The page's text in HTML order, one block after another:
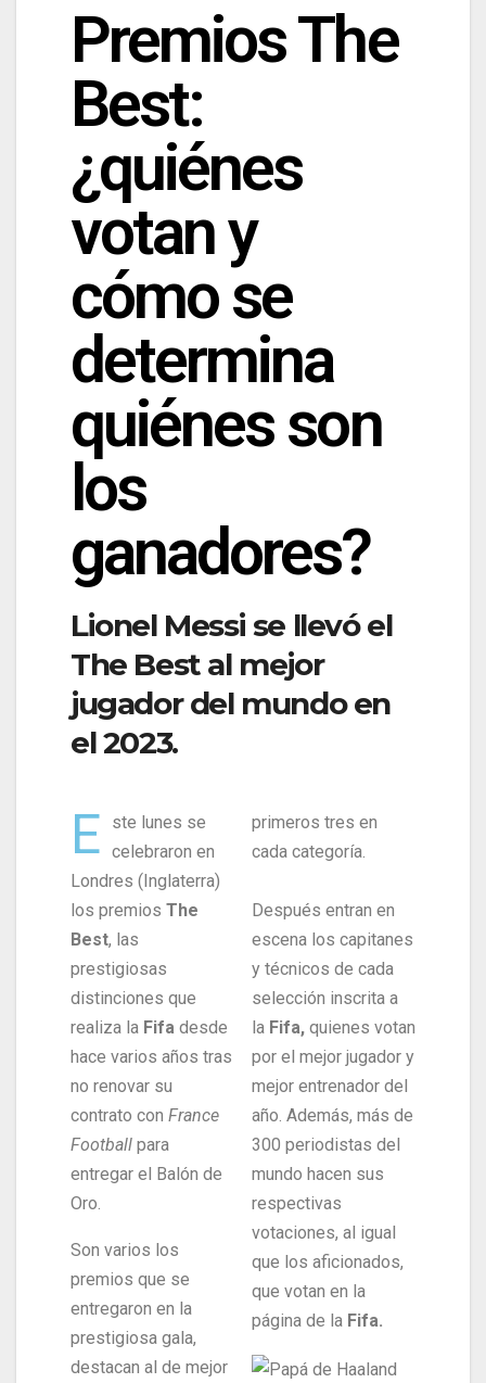
Premios The
Best:
¿quiénes
votan y
cómo se
determina
quiénes son
los
ganadores?
Lionel Messi se llevó el
The Best al mejor
jugador del mundo en
el 2023.
E
ste lunes se
celebraron en
Londres (Inglaterra)
los premios The
Best, las
prestigiosas
distinciones que
realiza la Fifa desde
hace varios años tras
no renovar su
contrato con France
Football para
entregar el Balón de
Oro.
Son varios los
premios que se
entregaron en la
prestigiosa gala,
destacan al de mejor
primeros tres en
cada categoría.
Después entran en
escena los capitanes
y técnicos de cada
selección inscrita a
la Fifa, quienes votan
por el mejor jugador y
mejor entrenador del
año. Además, más de
300 periodistas del
mundo hacen sus
respectivas
votaciones, al igual
que los aficionados,
que votan en la
página de la Fifa.